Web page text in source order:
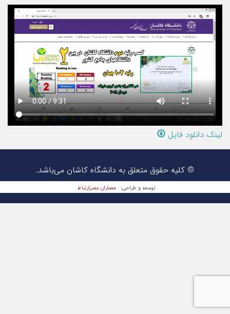
لینک دانلود فایل
© کلیه حقوق متعلق به دانشگاه کاشان می‌باشد.
توسعه و طراحی: معماران عصر‌ارتباط